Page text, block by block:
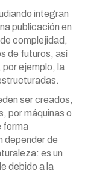
integran
publicación en
complejidad,
de futuros, así
ejemplo, la
ser creados,
por máquinas o
forma
depender de
es un
debido a la